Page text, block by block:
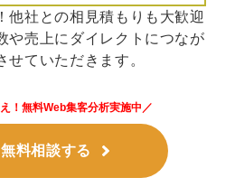
他社との相見積もりも大歓迎
や売上にダイレクトにつなが
せていただきます。
！無料Web集客分析実施中／
料相談する